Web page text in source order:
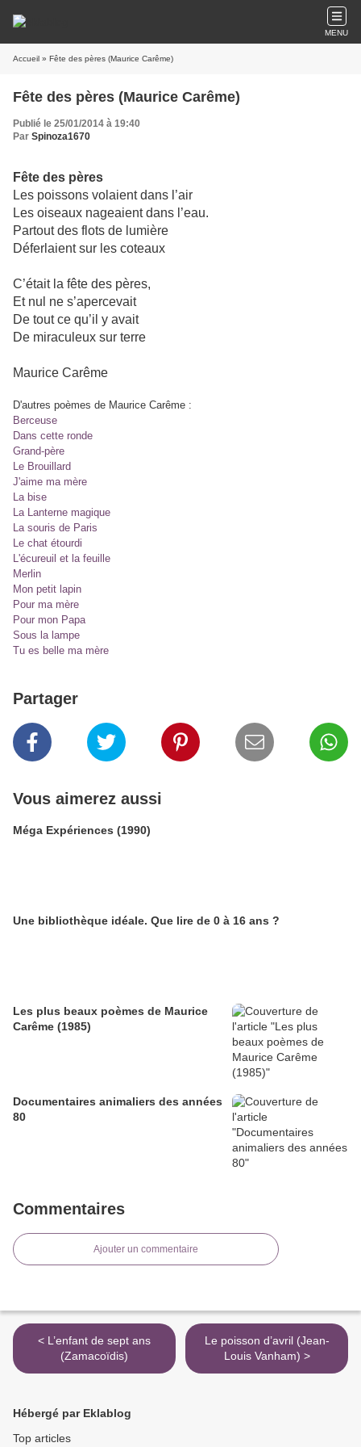
MENU
Accueil » Fête des pères (Maurice Carême)
Fête des pères (Maurice Carême)
Publié le 25/01/2014 à 19:40
Par Spinoza1670
Fête des pères
Les poissons volaient dans l’air
Les oiseaux nageaient dans l’eau.
Partout des flots de lumière
Déferlaient sur les coteaux
C’était la fête des pères,
Et nul ne s’apercevait
De tout ce qu’il y avait
De miraculeux sur terre
Maurice Carême
D'autres poèmes de Maurice Carême :
Berceuse
Dans cette ronde
Grand-père
Le Brouillard
J'aime ma mère
La bise
La Lanterne magique
La souris de Paris
Le chat étourdi
L'écureuil et la feuille
Merlin
Mon petit lapin
Pour ma mère
Pour mon Papa
Sous la lampe
Tu es belle ma mère
Partager
Vous aimerez aussi
Méga Expériences (1990)
Une bibliothèque idéale. Que lire de 0 à 16 ans ?
Les plus beaux poèmes de Maurice
Carême (1985)
Documentaires animaliers des années
80
Commentaires
Ajouter un commentaire
< L’enfant de sept ans
(Zamacoïdis)
Le poisson d’avril (Jean-
Louis Vanham) >
Hébergé par Eklablog
Top articles